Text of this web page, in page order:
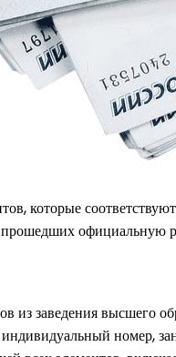
которые
официальную
из заведения высшего
номер,